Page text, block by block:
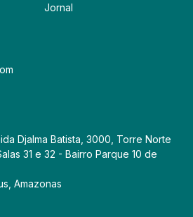
Jornal
Djalma Batista, 3000, Torre Norte
31 e 32 - Bairro Parque 10 de
Amazonas